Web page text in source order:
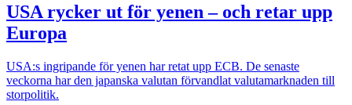
USA rycker ut för yenen – och retar upp
Europa
USA:s ingripande för yenen har retat upp ECB. De senaste
veckorna har den japanska valutan förvandlat valutamarknaden till
storpolitik.